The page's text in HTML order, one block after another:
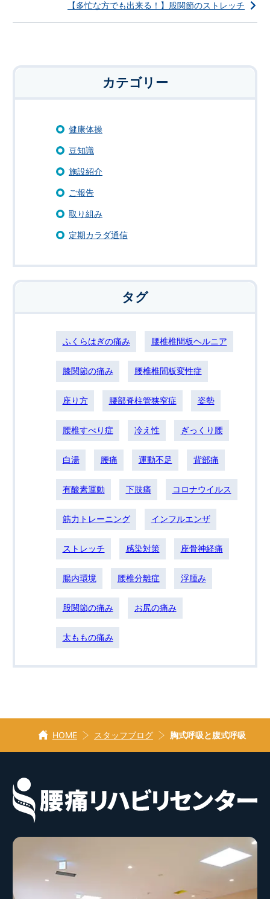
【多忙な方でも出来る！】股関節のストレッチ
カテゴリー
健康体操
豆知識
施設紹介
ご報告
取り組み
定期カラダ通信
タグ
ふくらはぎの痛み 腰椎椎間板ヘルニア
膝関節の痛み 腰椎椎間板変性症
座り方 腰部脊柱管狭窄症 姿勢
腰椎すべり症 冷え性 ぎっくり腰
白湯 腰痛 運動不足 背部痛
有酸素運動 下肢痛 コロナウイルス
筋力トレーニング インフルエンザ
ストレッチ 感染対策 座骨神経痛
腸内環境 腰椎分離症 浮腫み
股関節の痛み お尻の痛み
太ももの痛み
HOME スタッフブログ 胸式呼吸と腹式呼吸